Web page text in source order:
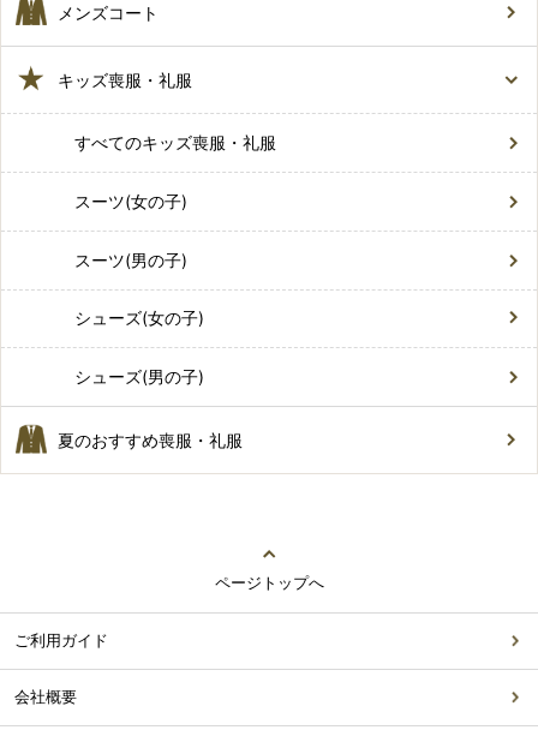
メンズコート
キッズ喪服・礼服
すべてのキッズ喪服・礼服
スーツ(女の子)
スーツ(男の子)
シューズ(女の子)
シューズ(男の子)
夏のおすすめ喪服・礼服
ページトップへ
ご利用ガイド
会社概要